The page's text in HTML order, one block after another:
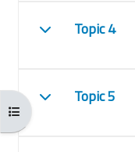
Kursindex öffnen
EinklappenTopic 4
EinklappenTopic 5